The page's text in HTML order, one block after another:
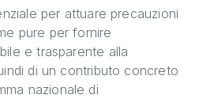
per attuare precauzioni
pure per fornire
e trasparente alla
di un contributo concreto
nazionale di